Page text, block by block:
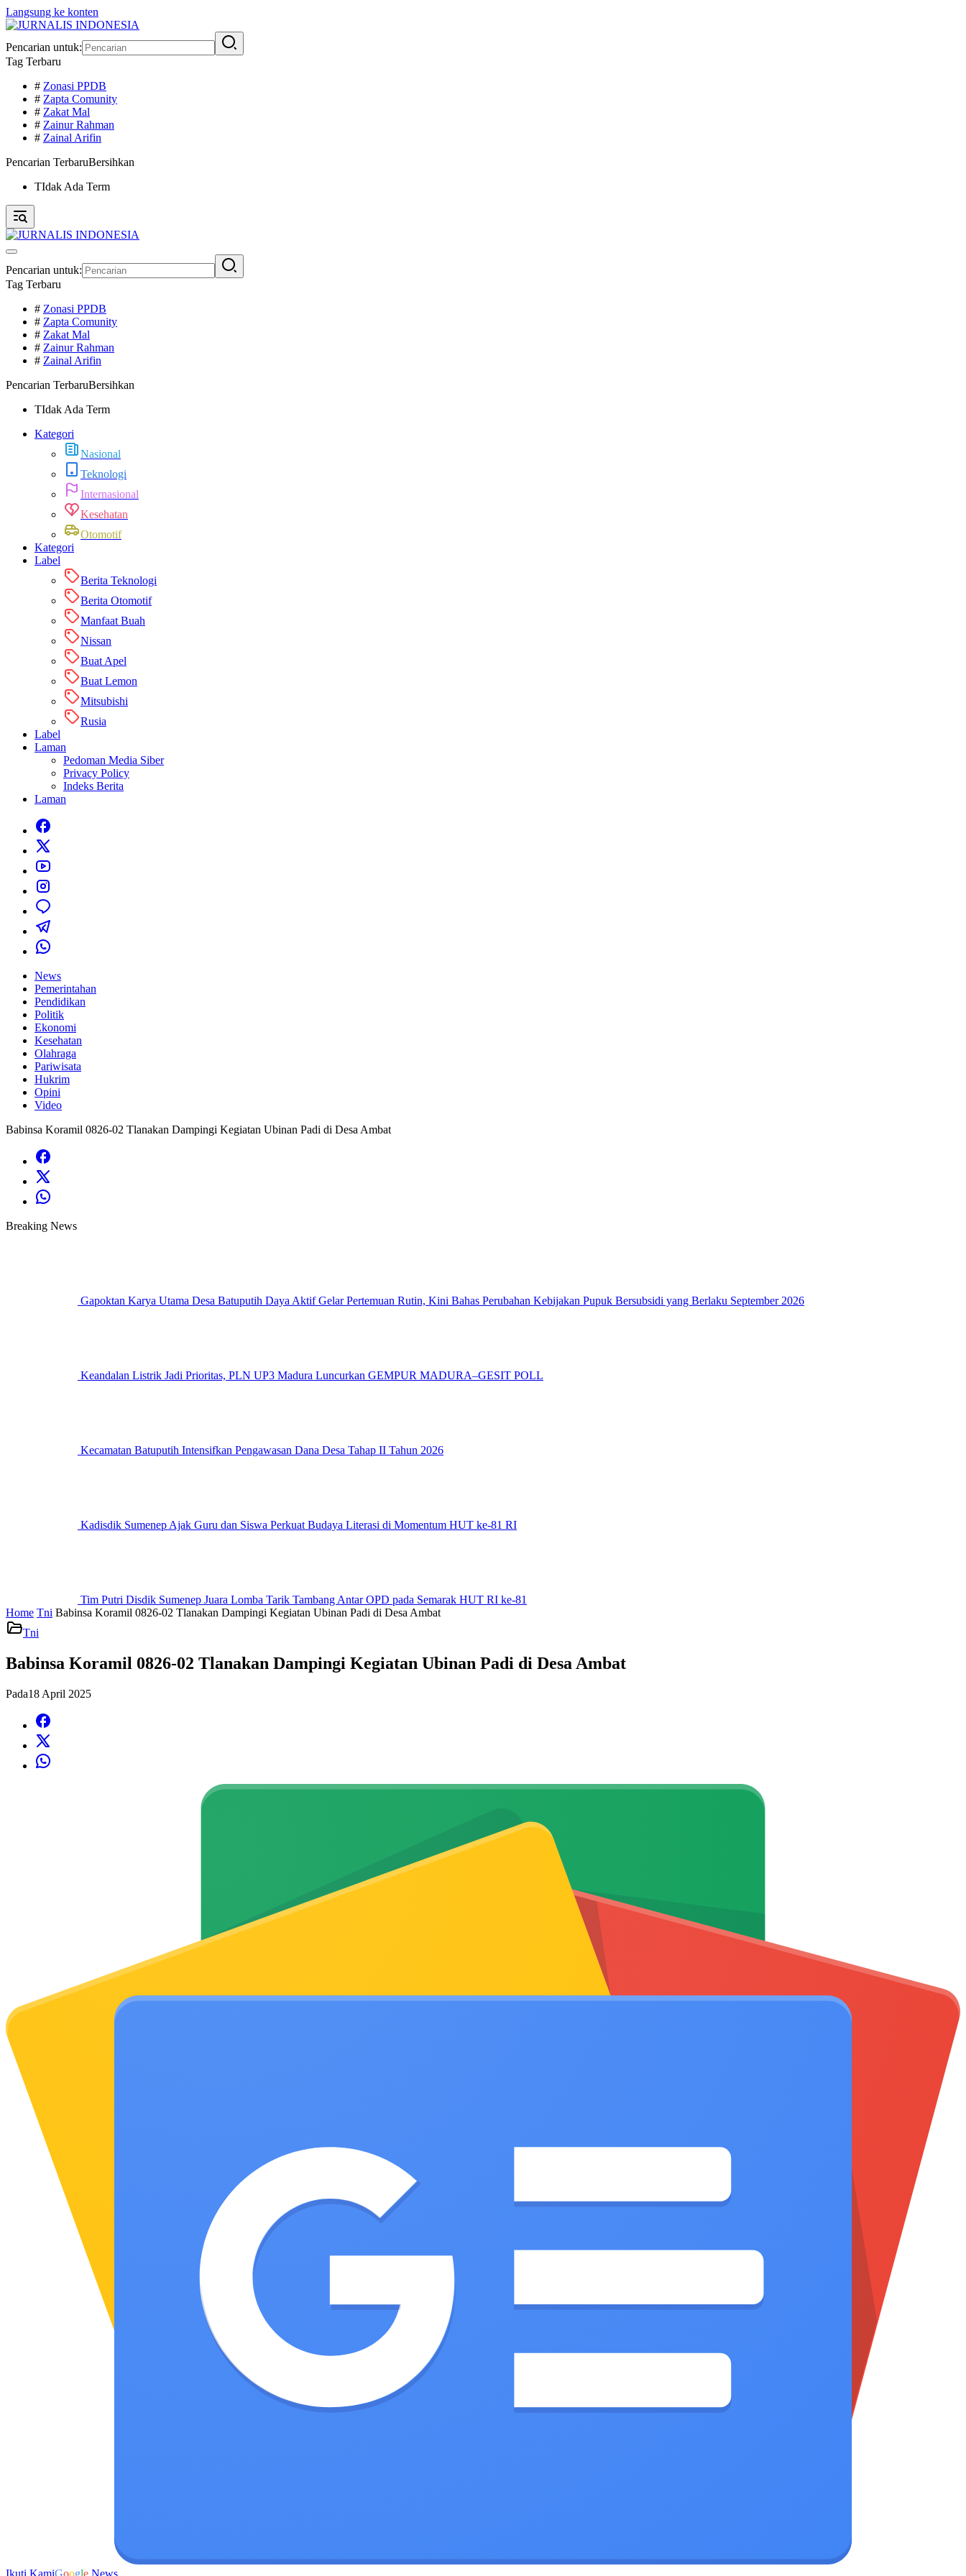
Langsung ke konten
Pencarian untuk:
Tag Terbaru
# Zonasi PPDB
# Zapta Comunity
# Zakat Mal
# Zainur Rahman
# Zainal Arifin
Pencarian TerbaruBersihkan
TIdak Ada Term
Pencarian untuk:
Tag Terbaru
# Zonasi PPDB
# Zapta Comunity
# Zakat Mal
# Zainur Rahman
# Zainal Arifin
Pencarian TerbaruBersihkan
TIdak Ada Term
Kategori
Nasional
Teknologi
Internasional
Kesehatan
Otomotif
Kategori
Label
Berita Teknologi
Berita Otomotif
Manfaat Buah
Nissan
Buat Apel
Buat Lemon
Mitsubishi
Rusia
Label
Laman
Pedoman Media Siber
Privacy Policy
Indeks Berita
Laman
News
Pemerintahan
Pendidikan
Politik
Ekonomi
Kesehatan
Olahraga
Pariwisata
Hukrim
Opini
Video
Babinsa Koramil 0826-02 Tlanakan Dampingi Kegiatan Ubinan Padi di Desa Ambat
Breaking News
Gapoktan Karya Utama Desa Batuputih Daya Aktif Gelar Pertemuan Rutin, Kini Bahas Perubahan Kebijakan Pupuk Bersubsidi yang Berlaku September 2026
Keandalan Listrik Jadi Prioritas, PLN UP3 Madura Luncurkan GEMPUR MADURA–GESIT POLL
Kecamatan Batuputih Intensifkan Pengawasan Dana Desa Tahap II Tahun 2026
Kadisdik Sumenep Ajak Guru dan Siswa Perkuat Budaya Literasi di Momentum HUT ke-81 RI
Tim Putri Disdik Sumenep Juara Lomba Tarik Tambang Antar OPD pada Semarak HUT RI ke-81
Home Tni Babinsa Koramil 0826-02 Tlanakan Dampingi Kegiatan Ubinan Padi di Desa Ambat
Tni
Babinsa Koramil 0826-02 Tlanakan Dampingi Kegiatan Ubinan Padi di Desa Ambat
Pada18 April 2025